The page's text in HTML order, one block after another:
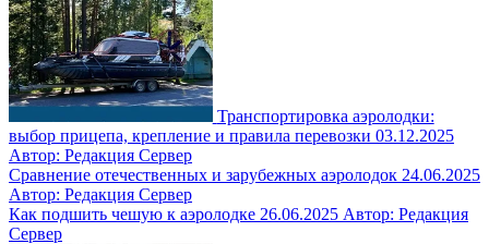
Транспортировка аэролодки:
выбор прицепа, крепление и правила перевозки 03.12.2025
Автор: Редакция Сервер
Сравнение отечественных и зарубежных аэролодок 24.06.2025
Автор: Редакция Сервер
Как подшить чешую к аэролодке 26.06.2025 Автор: Редакция
Сервер